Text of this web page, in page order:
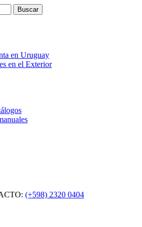
Buscar
en Uruguay
en el Exterior
(+598) 2320 0404